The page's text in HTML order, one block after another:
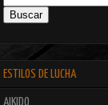
ESTILOS DE LUCHA
AIKIDO